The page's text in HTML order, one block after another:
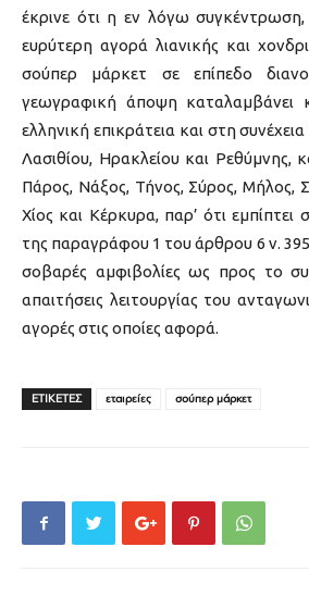
έκρινε ότι η εν λόγω
ευρύτερη αγορά λιανικής και
σούπερ μάρκετ σε επίπεδο
γεωγραφική άποψη καταλαμβάνει
ελληνική επικράτεια και στη
Λασιθίου, Ηρακλείου και Ρεθύμνης,
Πάρος, Νάξος, Τήνος, Σύρος, Μήλος,
Χίος και Κέρκυρα, παρ’ ότι
της παραγράφου 1 του άρθρου 6 ν.
σοβαρές αμφιβολίες ως προς το
απαιτήσεις λειτουργίας του
αγορές στις οποίες αφορά.
ΕΤΙΚΕΤΕΣ εταιρείες σούπερ μάρκετ